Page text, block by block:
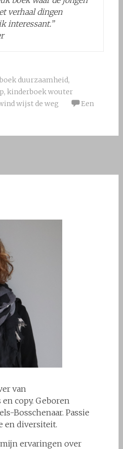
verhaal dingen
interessant.”
duurzaamheid,
, kinderboek wouter
wijst de weg
Een
van
copy. Geboren
Bosschenaar. Passie
en diversiteit.
ervaringen over